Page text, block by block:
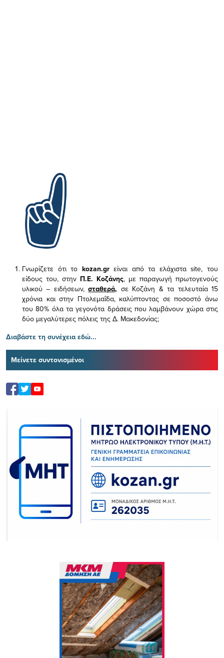
Γνωρίζετε ότι το kozan.gr είναι από τα ελάχισταsite, του
είδους του, στην Π.Ε. Κοζάνης, με παραγωγή πρωτογενούς
υλικού – ειδήσεων,σταθερά, σε Κοζάνη & τα τελευταία 15
χρόνια και στην Πτολεμαΐδα, καλύπτοντας σε ποσοστό άνω
του 80% όλα τα γεγονότα δράσεις που λαμβάνουν χώρα στις
δύο μεγαλύτερες πόλεις της Δ. Μακεδονίας;
Διαβάστε τη συνέχεια εδώ...
Μείνετε συντονισμένοι